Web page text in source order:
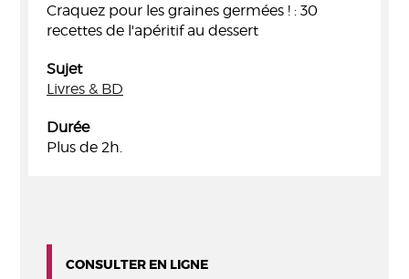
Craquez pour les graines germées ! : 30
recettes de l'apéritif au dessert
Sujet
Livres & BD
Durée
Plus de 2h.
CONSULTER EN LIGNE